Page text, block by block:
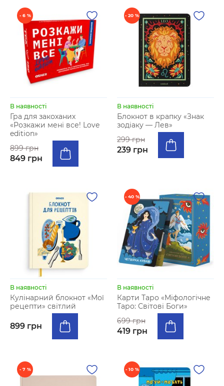
- 6 %
В наявності
Гра для закоханих
«Розкажи мені все! Love
edition»
899 грн
849 грн
- 20 %
В наявності
Блокнот в крапку «Знак
зодіаку — Лев»
299 грн
239 грн
В наявності
Кулінарний блокнот «Мої
рецепти» світлий
899 грн
- 40 %
В наявності
Карти Таро «Міфологічне
Таро: Світові Боги»
699 грн
419 грн
- 7 % - 10 %